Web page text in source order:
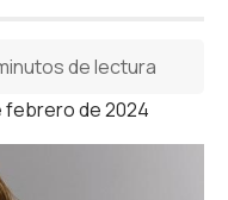
febrero de 2024
de lectura